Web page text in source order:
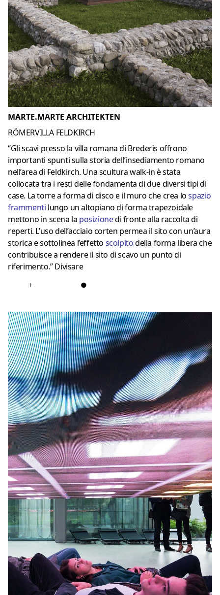
MARTE.MARTE ARCHITEKTEN
RÖMERVILLA FELDKIRCH
“Gli scavi presso la villa romana di Brederis offrono
importanti spunti sulla storia dell’insediamento romano
nell’area di Feldkirch. Una scultura walk-in è stata
collocata tra i resti delle fondamenta di due diversi tipi di
case. La torre a forma di disco e il muro che crea lospazio
frammenti lungo un altopiano di forma trapezoidale
mettono in scena la posizionedi fronte alla raccolta di
reperti. L’uso dell’acciaio corten permea il sito con un’aura
storica e sottolinea l’effetto scolpitodella forma libera che
contribuisce a rendere il sito di scavo un punto di
riferimento.” Divisare
+ ●